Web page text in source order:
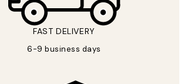
FAST DELIVERY
6-9 business days